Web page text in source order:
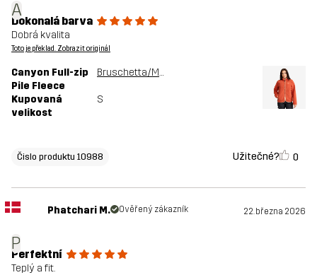
A
Dokonalá barva
Dobrá kvalita
Toto je překlad. Zobrazit originál
Canyon Full-zip
Pile Fleece
Bruschetta/Maple Sugar
Kupovaná
velikost
S
Čislo produktu 10988 Užitečné? 0
P
Phatchari M. Ověřený zákazník 22. března 2026
Perfektní
Teplý a fit.